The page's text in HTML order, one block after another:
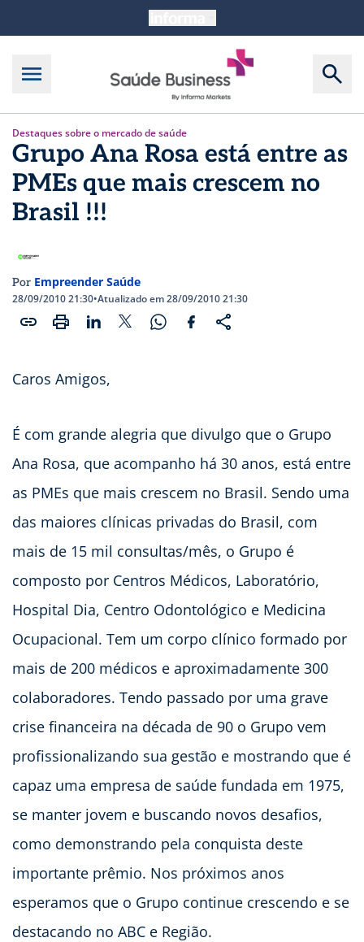
Destaques sobre o mercado de saúde
Grupo Ana Rosa está entre as
PMEs que mais crescem no
Brasil !!!
Por Empreender Saúde
28/09/2010 21:30•Atualizado em 28/09/2010 21:30
Caros Amigos,
É com grande alegria que divulgo que o Grupo
Ana Rosa, que acompanho há 30 anos, está entre
as PMEs que mais crescem no Brasil. Sendo uma
das maiores clínicas privadas do Brasil, com
mais de 15 mil consultas/mês, o Grupo é
composto por Centros Médicos, Laboratório,
Hospital Dia, Centro Odontológico e Medicina
Ocupacional. Tem um corpo clínico formado por
mais de 200 médicos e aproximadamente 300
colaboradores. Tendo passado por uma grave
crise financeira na década de 90 o Grupo vem
profissionalizando sua gestão e mostrando que é
capaz uma empresa de saúde fundada em 1975,
se manter jovem e buscando novos desafios,
como demonstrando pela conquista deste
importante prêmio. Nos próximos anos
esperamos que o Grupo continue crescendo e se
destacando no ABC e Região.